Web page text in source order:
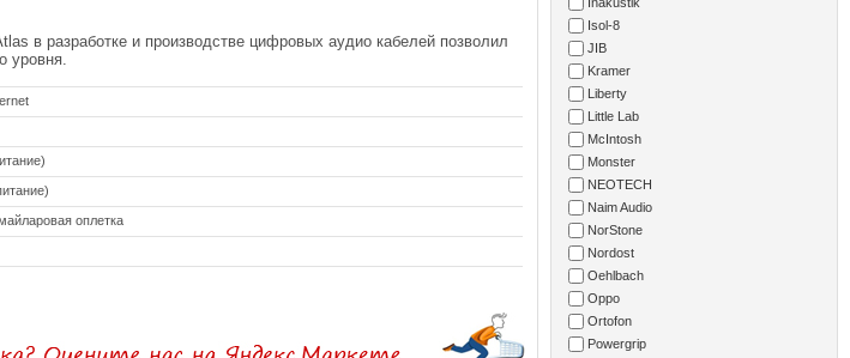
в разработке и производстве цифровых аудио кабелей позволил
уровня.
оплетка
Isol-8
JIB
Kramer
Liberty
Little Lab
McIntosh
Monster
NEOTECH
Naim Audio
NorStone
Nordost
Oehlbach
Oppo
Ortofon
Powergrip